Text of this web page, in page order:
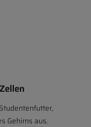
Gehirns aus.